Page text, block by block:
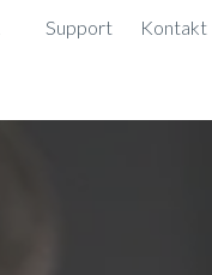
Support Kontakt